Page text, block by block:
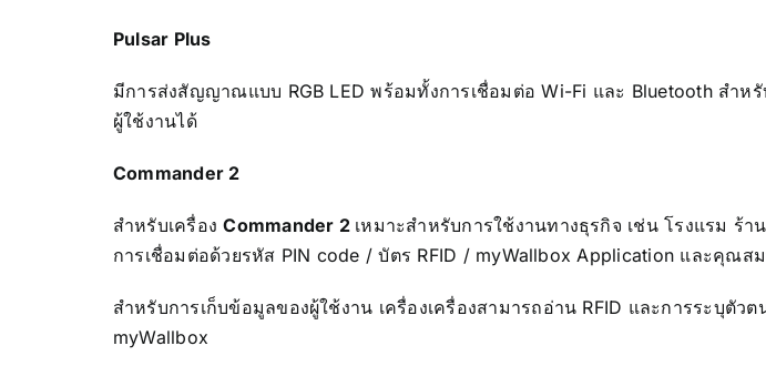
Pulsar Plus
มีการส่งสัญญาณแบบ RGB LED พร้อมทั้งการเชื่อมต่อ Wi-Fi และ Bluetooth สำ
ผู้ใช้งานได้
Commander 2
สำหรับเครื่องCommander 2 เหมาะสำหรับการใช้งานทางธุรกิจ เช่น โรงแรม
การเชื่อมต่อด้วยรหัส PIN code / บัตร RFID / myWallbox Application และคุณสม
สำหรับการเก็บข้อมูลของผู้ใช้งาน เครื่องเครื่องสามารถอ่าน RFID และการระบุตั
myWallbox